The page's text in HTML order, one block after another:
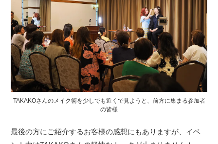
TAKAKOさんのメイク術を少しでも近くで見ようと、前方に集まる参加者
の皆様
最後の方にご紹介するお客様の感想にもありますが、イベ